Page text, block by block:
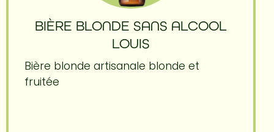
BIÈRE BLONDE SANS ALCOOL
LOUIS
Bière blonde artisanale blonde et
fruitée